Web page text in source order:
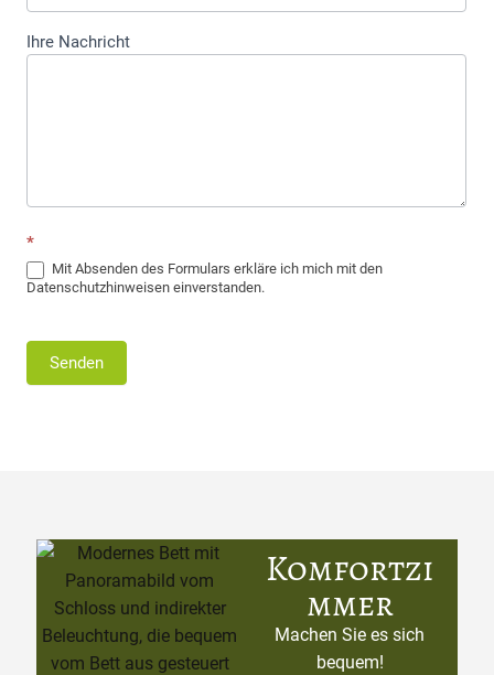
Ihre Nachricht
*
Mit Absenden des Formulars erkläre ich mich mit den
Datenschutzhinweisen einverstanden.
Senden
Komfortzi
mmer
Machen Sie es sich
bequem!